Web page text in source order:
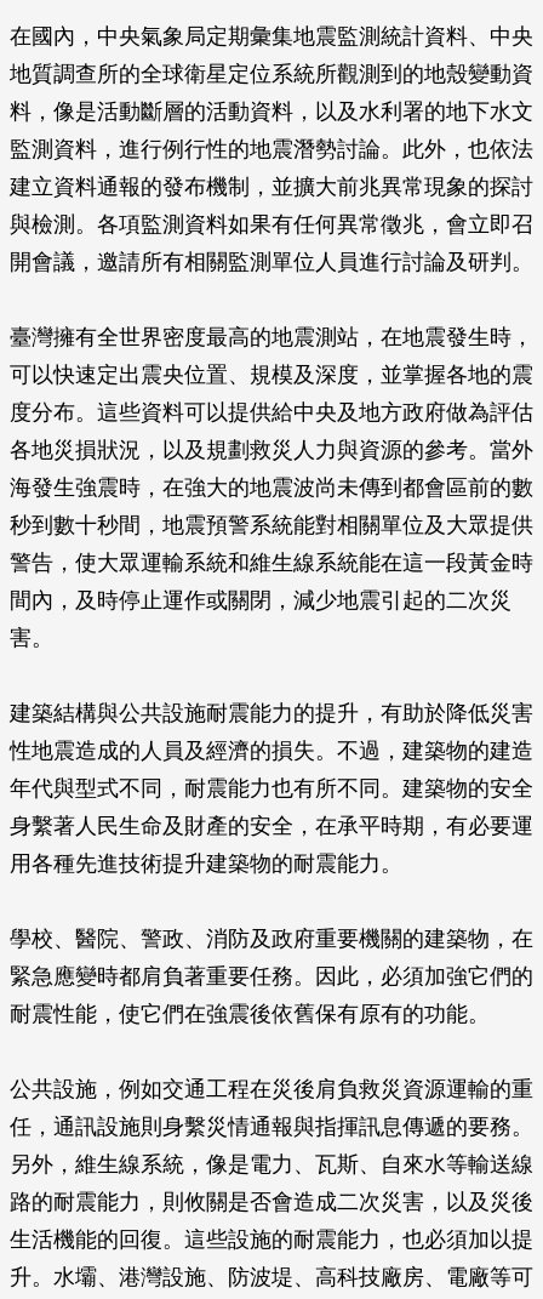
在國內，中央氣象局定期彙集地震監測統計資料、中央
地質調查所的全球衛星定位系統所觀測到的地殼變動資
料，像是活動斷層的活動資料，以及水利署的地下水文
監測資料，進行例行性的地震潛勢討論。此外，也依法
建立資料通報的發布機制，並擴大前兆異常現象的探討
與檢測。各項監測資料如果有任何異常徵兆，會立即召
開會議，邀請所有相關監測單位人員進行討論及研判。
臺灣擁有全世界密度最高的地震測站，在地震發生時，
可以快速定出震央位置、規模及深度，並掌握各地的震
度分布。這些資料可以提供給中央及地方政府做為評估
各地災損狀況，以及規劃救災人力與資源的參考。當外
海發生強震時，在強大的地震波尚未傳到都會區前的數
秒到數十秒間，地震預警系統能對相關單位及大眾提供
警告，使大眾運輸系統和維生線系統能在這一段黃金時
間內，及時停止運作或關閉，減少地震引起的二次災
害。
建築結構與公共設施耐震能力的提升，有助於降低災害
性地震造成的人員及經濟的損失。不過，建築物的建造
年代與型式不同，耐震能力也有所不同。建築物的安全
身繫著人民生命及財產的安全，在承平時期，有必要運
用各種先進技術提升建築物的耐震能力。
學校、醫院、警政、消防及政府重要機關的建築物，在
緊急應變時都肩負著重要任務。因此，必須加強它們的
耐震性能，使它們在強震後依舊保有原有的功能。
公共設施，例如交通工程在災後肩負救災資源運輸的重
任，通訊設施則身繫災情通報與指揮訊息傳遞的要務。
另外，維生線系統，像是電力、瓦斯、自來水等輸送線
路的耐震能力，則攸關是否會造成二次災害，以及災後
生活機能的回復。這些設施的耐震能力，也必須加以提
升。水壩、港灣設施、防波堤、高科技廠房、電廠等可